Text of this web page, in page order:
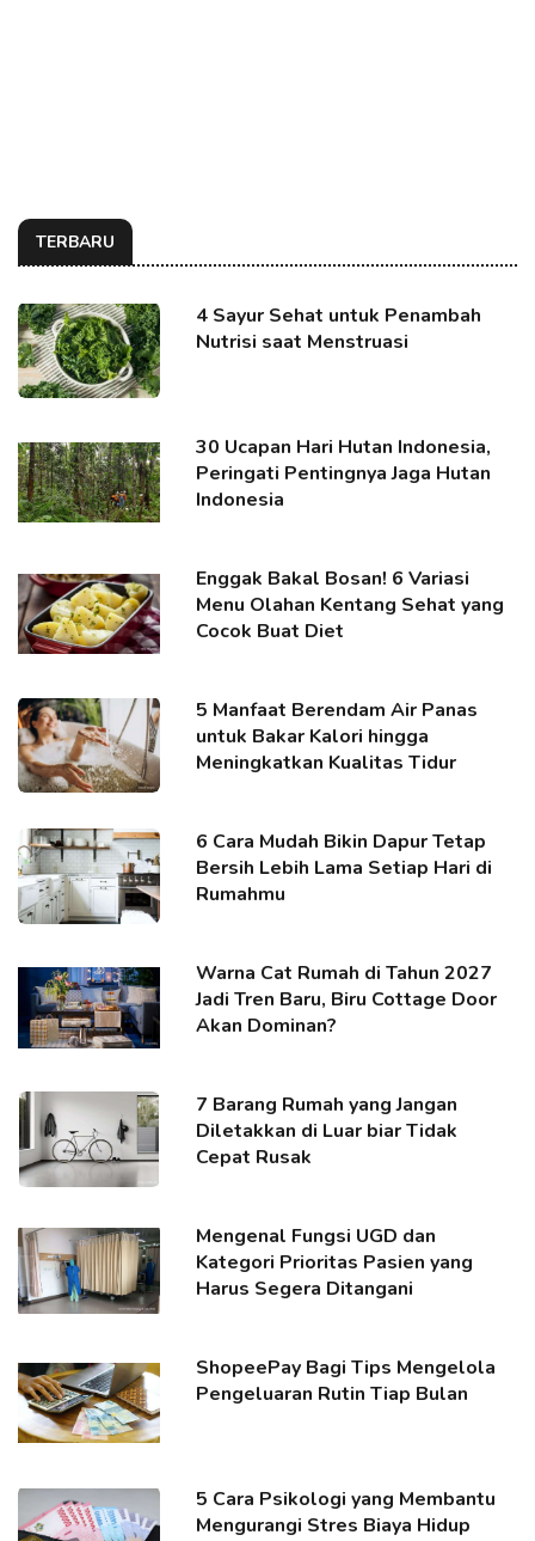
TERBARU
4 Sayur Sehat untuk Penambah
Nutrisi saat Menstruasi
30 Ucapan Hari Hutan Indonesia,
Peringati Pentingnya Jaga Hutan
Indonesia
Enggak Bakal Bosan! 6 Variasi
Menu Olahan Kentang Sehat yang
Cocok Buat Diet
5 Manfaat Berendam Air Panas
untuk Bakar Kalori hingga
Meningkatkan Kualitas Tidur
6 Cara Mudah Bikin Dapur Tetap
Bersih Lebih Lama Setiap Hari di
Rumahmu
Warna Cat Rumah di Tahun 2027
Jadi Tren Baru, Biru Cottage Door
Akan Dominan?
7 Barang Rumah yang Jangan
Diletakkan di Luar biar Tidak
Cepat Rusak
Mengenal Fungsi UGD dan
Kategori Prioritas Pasien yang
Harus Segera Ditangani
ShopeePay Bagi Tips Mengelola
Pengeluaran Rutin Tiap Bulan
5 Cara Psikologi yang Membantu
Mengurangi Stres Biaya Hidup